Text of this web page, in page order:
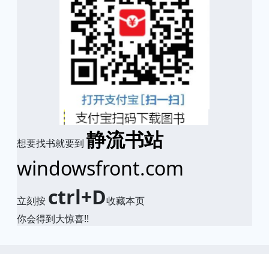
想要找书就要到 静流书站
windowsfront.com
立刻按 ctrl+D收藏本页
你会得到大惊喜!!